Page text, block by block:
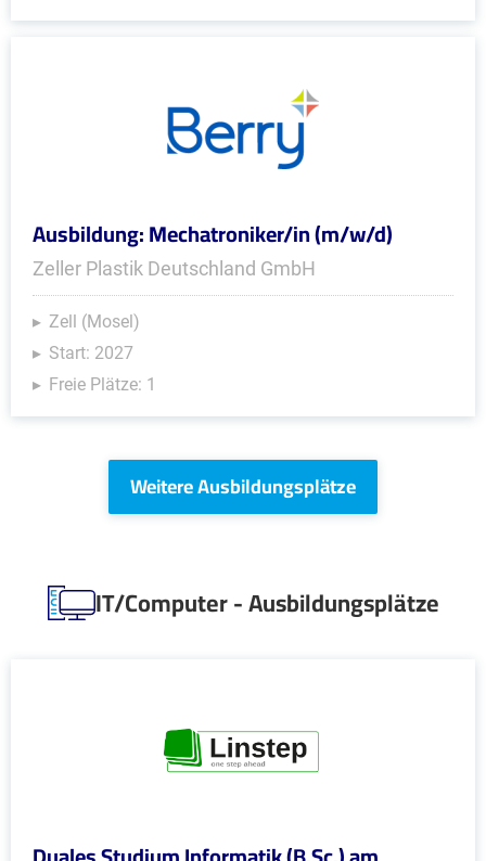
Ausbildung: Mechatroniker/in (m/w/d)
Zeller Plastik Deutschland GmbH
Zell (Mosel)
Start: 2027
Freie Plätze: 1
Weitere Ausbildungsplätze
IT/Computer - Ausbildungsplätze